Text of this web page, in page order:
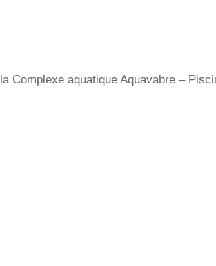
aquatique Aquavabre –